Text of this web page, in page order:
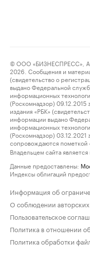
© ООО «БИЗНЕСПРЕСС»,
2026. Сообщения и
(свидетельство о
выдано Федеральной
информационных
(Роскомнадзор)
издания «РБК»
информации выдано
информационных
(Роскомнадзор)
сопровождаются пометкой
Владельцем сайта
Данные предоставлены:
Индексы облигаций
Информация об
О соблюдении
Пользовательское
Политика в отношении
Политика обработки